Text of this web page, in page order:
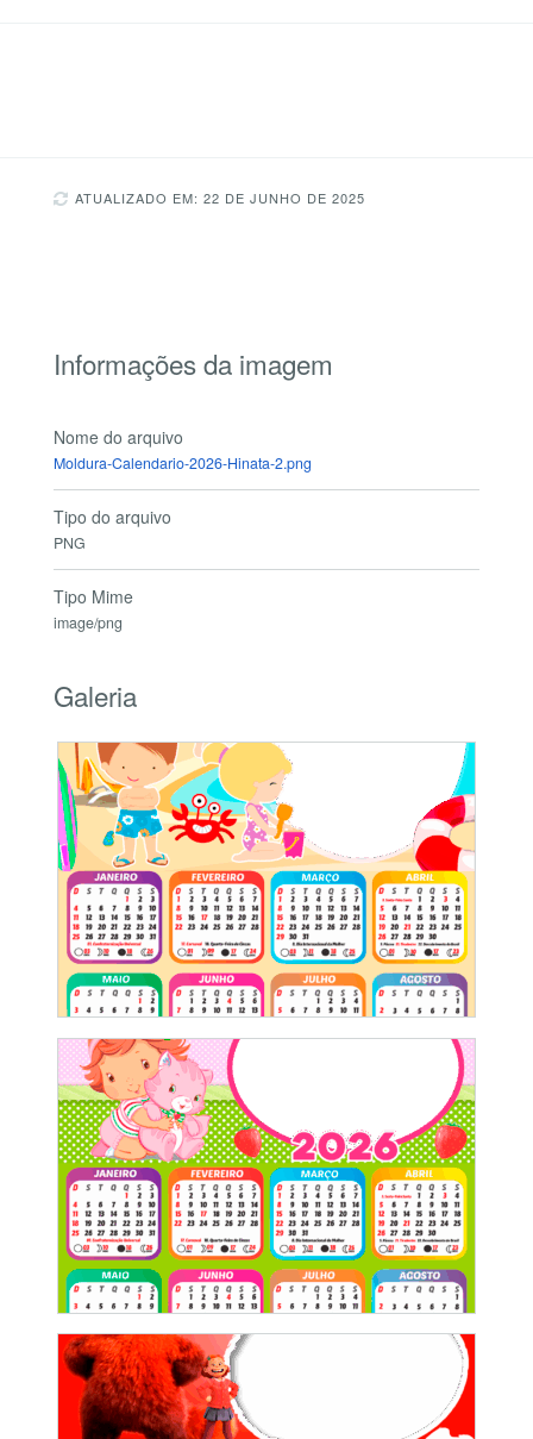
ATUALIZADO EM: 22 DE JUNHO DE 2025
Informações da imagem
Nome do arquivo
Moldura-Calendario-2026-Hinata-2.png
Tipo do arquivo
PNG
Tipo Mime
image/png
Galeria